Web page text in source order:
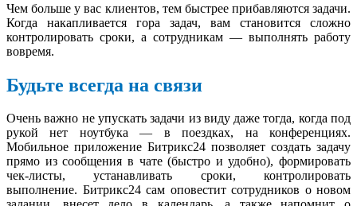
Чем больше у вас клиентов, тем быстрее прибавляются задачи.
Когда накапливается гора задач, вам становится сложно
контролировать сроки, а сотрудникам — выполнять работу
вовремя.
Будьте всегда на связи
Очень важно не упускать задачи из виду даже тогда, когда под
рукой нет ноутбука — в поездках, на конференциях.
Мобильное приложение Битрикс24 позволяет создать задачу
прямо из сообщения в чате (быстро и удобно), формировать
чек-листы, устанавливать сроки, контролировать
выполнение. Битрикс24 сам оповестит сотрудников о новом